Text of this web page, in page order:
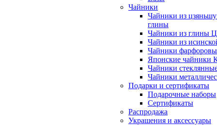
Чайники
Чайники из
глины
Чайники из глины
Чайники из
Чайники
Японские чайники
Чайники
Чайники
Подарки и сертификаты
Подарочные наборы
Сертификаты
Распродажа
Украшения и аксессуары